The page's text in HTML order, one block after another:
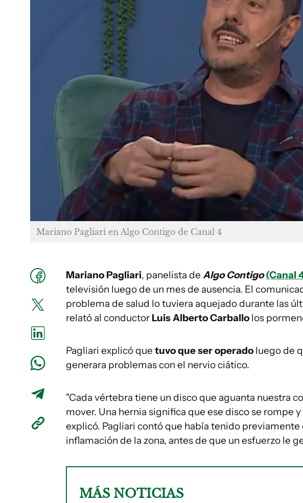
Mariano Pagliari en Algo Contigo de Canal 4
Mariano Pagliari, panelista de Algo Contigo (Canal
televisión luego de un mes de ausencia. El
problema de salud lo tuviera aquejado durante las
relató al conductor Luis Alberto Carballo los
Pagliari explicó que tuvo que ser operado luego de
generara problemas con el nervio ciático.
"Cada vértebra tiene un disco que aguanta nuestra
mover. Una hernia significa que ese disco se rompe
explicó. Pagliari contó que había tenido
inflamación de la zona, antes de que un esfuerzo le
MÁS NOTICIAS